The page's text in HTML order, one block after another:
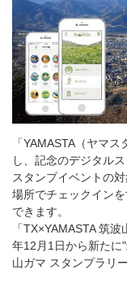
「YAMASTA（ヤマ
し、記念のデジタル
スタンプイベントの
場所でチェックイン
できます。
「TX×YAMASTA 筑
年12月1日から新たに
山ガマ スタンプラリ